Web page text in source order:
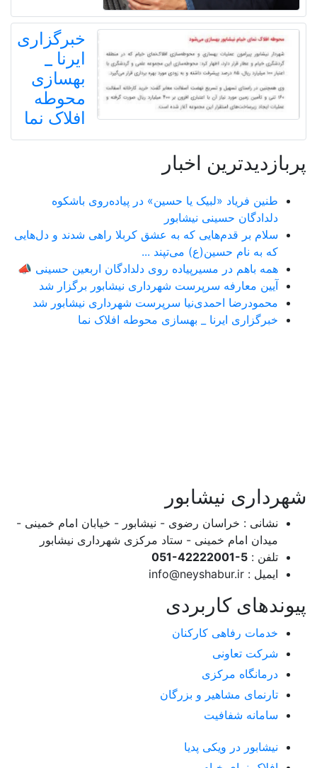
خبرگزاری
ایرنا _
بهسازی
محوطه
افلاک نما
پربازدیدترین اخبار
طنین فریاد «لبیک یا حسین» در پیاده‌روی باشکوه
دلدادگان حسینی نیشابور
سلام بر قدم‌هایی که به عشق کربلا راهی شدند و دل‌هایی
که به نام حسین(ع) می‌تپند ...
همه باهم در مسیرپیاده روی دلدادگان اربعین حسینی 📣
آیین معارفه سرپرست شهرداری نیشابور برگزار شد
محمودرضا احمدی‌نیا سرپرست شهرداری نیشابور شد
خبرگزاری ایرنا _ بهسازی محوطه افلاک نما
شهرداری نیشابور
نشانی : خراسان رضوی - نیشابور - خیابان امام خمینی -
میدان امام خمینی - ستاد مرکزی شهرداری نیشابور
تلفن : 051-42222001-5
ایمیل : info@neyshabur.ir
پیوندهای کاربردی
خدمات رفاهی کارکنان
شرکت تعاونی
درمانگاه مرکزی
تارنمای مشاهیر و بزرگان
سامانه شفافیت
نیشابور در ویکی پدیا